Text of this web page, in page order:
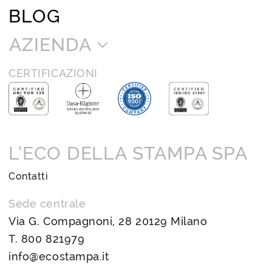
BLOG
AZIENDA
CERTIFICAZIONI
L’ECO DELLA STAMPA SPA
Contatti
Sede centrale
Via G. Compagnoni, 28 20129 Milano
T. 800 821979
info@ecostampa.it